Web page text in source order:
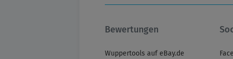
Bewertungen
Wuppertools auf eBay.de